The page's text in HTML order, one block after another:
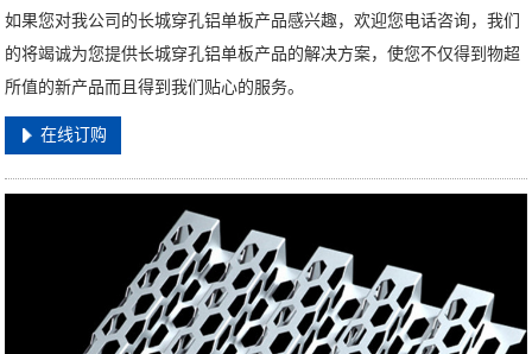
如果您对我公司的长城穿孔铝单板产品感兴趣，欢迎您电话咨询，我们
的将竭诚为您提供长城穿孔铝单板产品的解决方案，使您不仅得到物超
所值的新产品而且得到我们贴心的服务。
在线订购